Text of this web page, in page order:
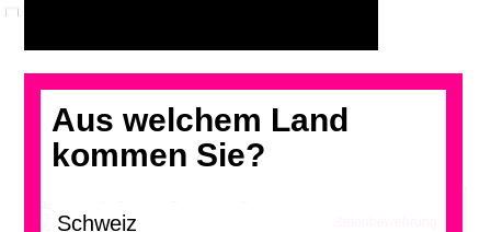
Aus welchem Land
kommen Sie?